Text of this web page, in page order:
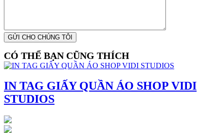
CÓ THỂ BẠN CŨNG THÍCH
IN TAG GIẤY QUẦN ÁO SHOP VIDI
STUDIOS